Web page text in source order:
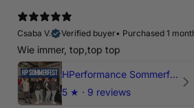
Csaba V.
Verified buyer• Purchased 1
Wie immer, top,top top
HPerformance Sommerfest 2026
5 ★ · 9 reviews